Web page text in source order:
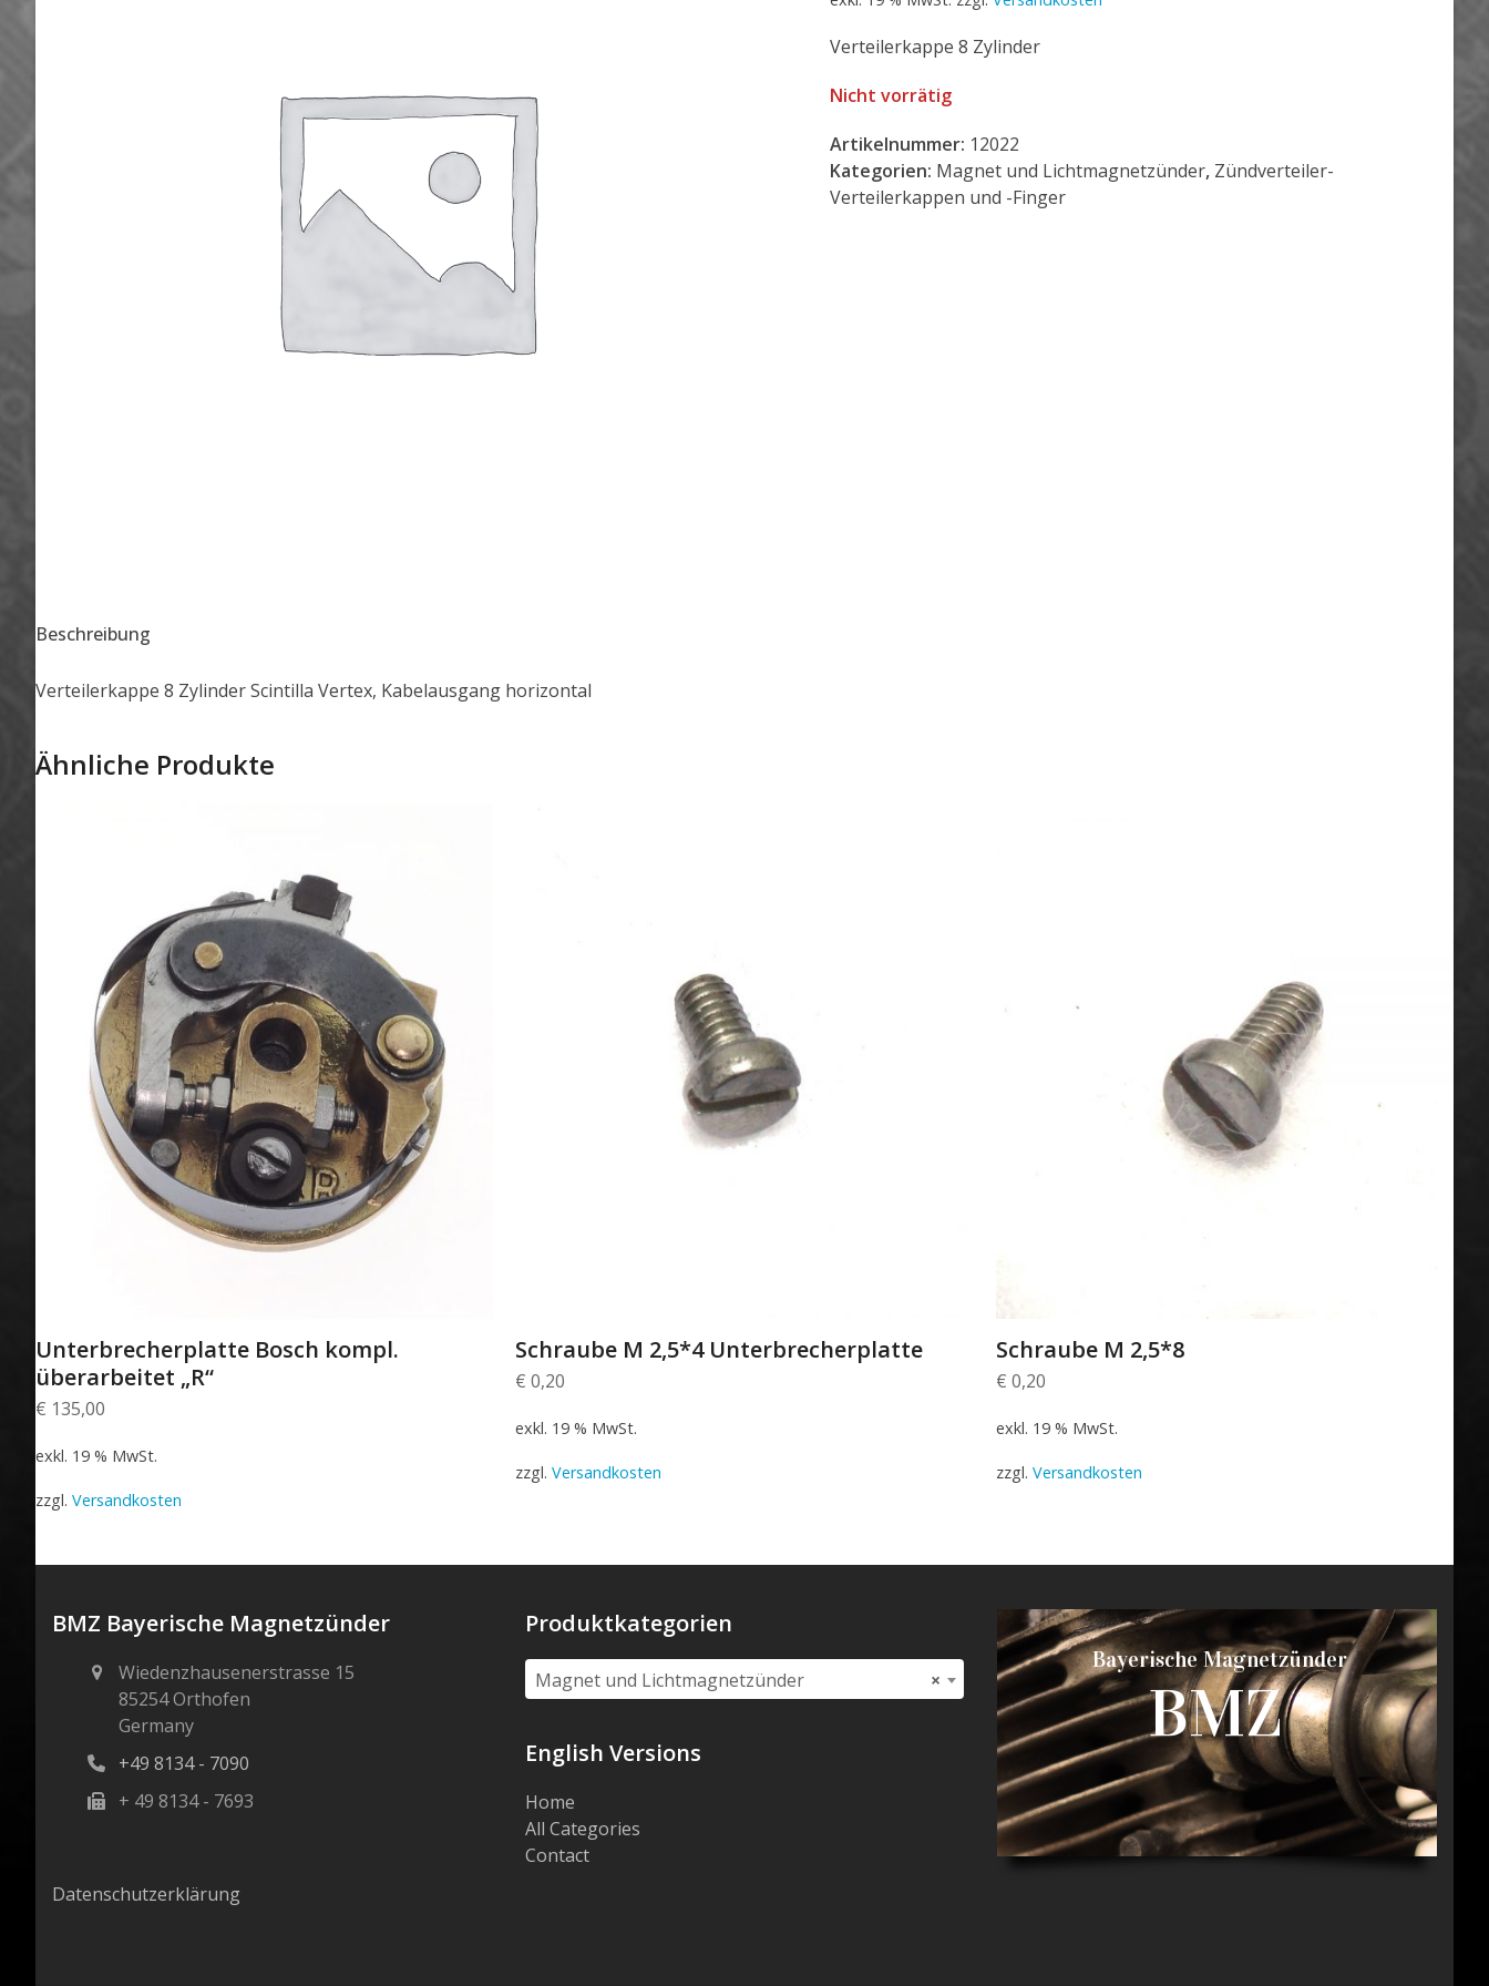
Verteilerkappe 8 Zylinder
Nicht vorrätig
Artikelnummer: 12022
Kategorien: Magnet und Lichtmagnetzünder, Zündverteiler-
Verteilerkappen und -Finger
Beschreibung
Verteilerkappe 8 Zylinder Scintilla Vertex, Kabelausgang horizontal
Ähnliche Produkte
Unterbrecherplatte Bosch kompl.
überarbeitet „R“
€ 135,00
exkl. 19 % MwSt.
zzgl. Versandkosten
Schraube M 2,5*4 Unterbrecherplatte
€ 0,20
exkl. 19 % MwSt.
zzgl.Versandkosten
Schraube M 2,5*8
€ 0,20
exkl. 19 % MwSt.
zzgl. Versandkosten
BMZ Bayerische Magnetzünder
Wiedenzhausenerstrasse 15
85254 Orthofen
Germany
+49 8134 - 7090
+ 49 8134 - 7693
Datenschutzerklärung
Produktkategorien
×
Magnet und Lichtmagnetzünder
English Versions
Home
All Categories
Contact
Bayerische Magnetzünder
BMZ